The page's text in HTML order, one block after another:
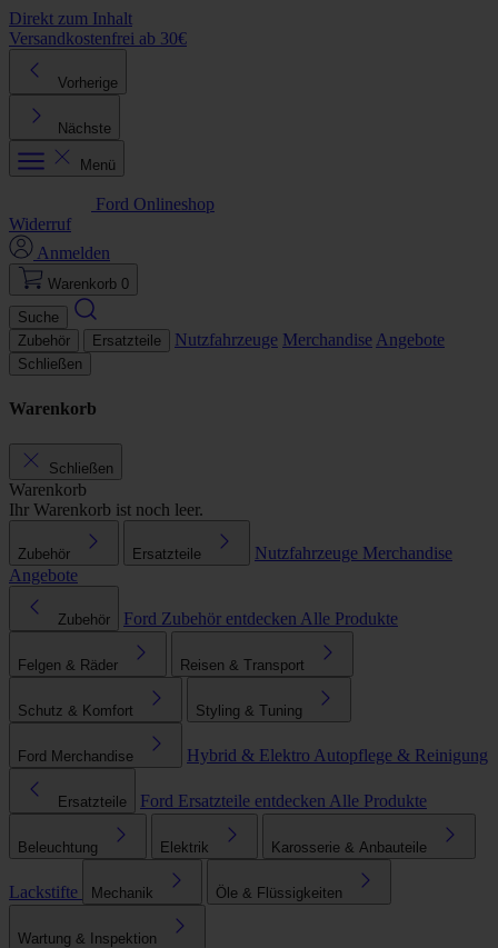
Direkt zum Inhalt
Versandkostenfrei ab 30€
Vorherige
Nächste
Menü
Ford Onlineshop
Widerruf
Anmelden
Warenkorb 0
Suche
Zubehör
Ersatzteile Nutzfahrzeuge Merchandise Angebote
Schließen
Warenkorb
Schließen
Warenkorb
Ihr Warenkorb ist noch leer.
Zubehör Ersatzteile Nutzfahrzeuge Merchandise
Angebote
Zubehör Ford Zubehör entdecken Alle Produkte
Felgen & Räder Reisen & Transport
Schutz & Komfort Styling & Tuning
Ford Merchandise Hybrid & Elektro Autopflege & Reinigung
Ersatzteile Ford Ersatzteile entdecken Alle Produkte
Beleuchtung Elektrik Karosserie & Anbauteile
Lackstifte Mechanik Öle & Flüssigkeiten
Wartung & Inspektion